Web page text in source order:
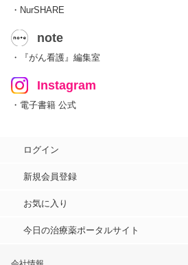
・NurSHARE
note
・『がん看護』編集室
Instagram
・電子書籍 公式
ログイン
新規会員登録
お気に入り
今日の治療薬ポータルサイト